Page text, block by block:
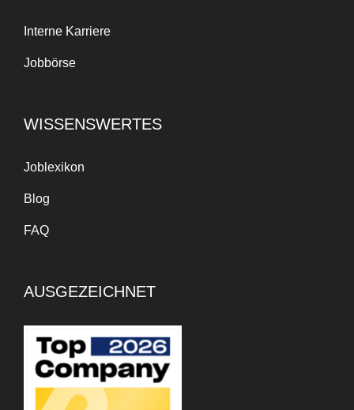
Interne Karriere
Jobbörse
WISSENSWERTES
Joblexikon
Blog
FAQ
AUSGEZEICHNET